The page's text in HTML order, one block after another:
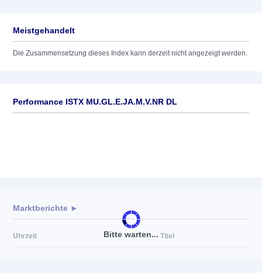
Meistgehandelt
Die Zusammensetzung dieses Index kann derzeit nicht angezeigt werden.
Performance ISTX MU.GL.E.JA.M.V.NR DL
Bitte warten...
Marktberichte ►
Uhrzeit Titel